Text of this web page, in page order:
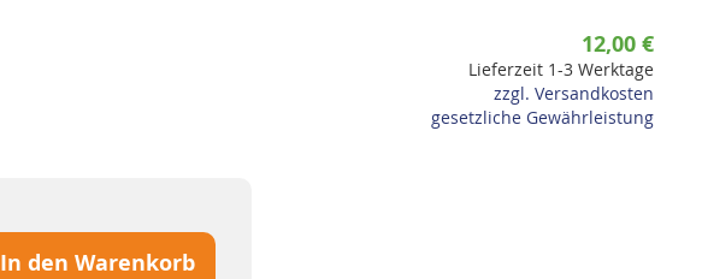
12,00 €
Lieferzeit 1-3 Werktage
zzgl. Versandkosten
gesetzliche Gewährleistung
In den Warenkorb